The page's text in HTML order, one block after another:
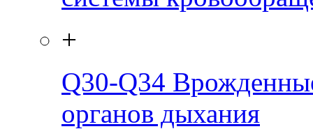
+
Q30-Q34
органов дыхания